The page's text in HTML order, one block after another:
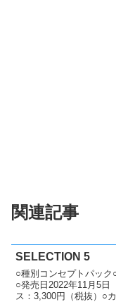
関連記事
SELECTION 5
○種別コンセプトパッ
○発売日2022年11月5日
ス：3,300円（税抜）○